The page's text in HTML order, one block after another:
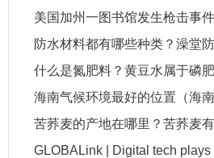
手表吗？
美国加州一图书馆发生枪击事
死亡1人受伤
防水材料都有哪些种类？澡堂
材料好？
什么是氮肥料？黄豆水属于磷
肥？
海南气候环境最好的位置（海
吗）
苦荞麦的产地在哪里？苦荞麦
与功效？
GLOBALink | Digital tech plays